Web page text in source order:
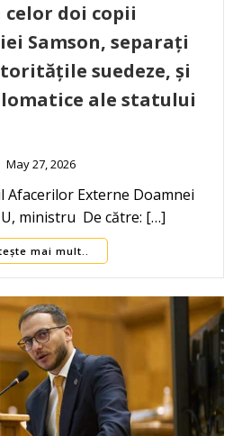
doi copii
Samson, separați
suedeze, și
ale statului
May 27, 2026
Afacerilor Externe Doamnei
ministru De către: […]
mai mult..